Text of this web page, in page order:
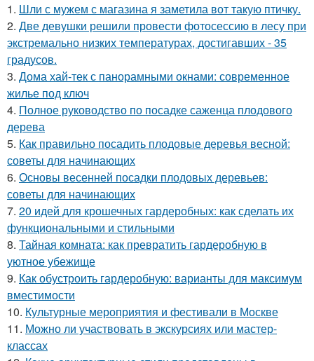
1. Шли с мужем с магазина я заметила вот такую птичку.
2. Две девушки решили провести фотосессию в лесу при
экстремально низких температурах, достигавших - 35
градусов.
3. Дома хай-тек с панорамными окнами: современное
жилье под ключ
4. Полное руководство по посадке саженца плодового
дерева
5. Как правильно посадить плодовые деревья весной:
советы для начинающих
6. Основы весенней посадки плодовых деревьев:
советы для начинающих
7. 20 идей для крошечных гардеробных: как сделать их
функциональными и стильными
8. Тайная комната: как превратить гардеробную в
уютное убежище
9. Как обустроить гардеробную: варианты для максимум
вместимости
10. Культурные мероприятия и фестивали в Москве
11. Можно ли участвовать в экскурсиях или мастер-
классах